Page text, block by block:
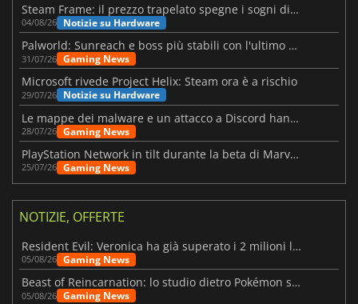
Steam Frame: il prezzo trapelato spegne i sogni di un VR economico
04/08/26 Notizie su Hardware
Palworld: Sunreach e boss più stabili con l'ultimo update
31/07/26 Gaming News
Microsoft rivede Project Helix: Steam ora è a rischio
29/07/26 Notizie su Hardware
Le mappe dei malware e un attacco a Discord hanno colpito Meccha Chameleon
28/07/26 Gaming News
PlayStation Network in tilt durante la beta di Marvel Tōkon
25/07/26 Gaming News
NOTIZIE, OFFERTE
Resident Evil: Veronica ha già superato i 2 milioni liste dei desideri
05/08/26 Gaming News
Beast of Reincarnation: lo studio dietro Pokémon su una nuova strada
05/08/26 Gaming News